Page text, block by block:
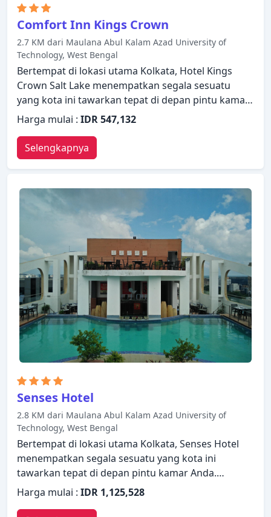
Comfort Inn Kings Crown
2.7 KM dari Maulana Abul Kalam Azad University of
Technology, West Bengal
Bertempat di lokasi utama Kolkata, Hotel Kings
Crown Salt Lake menempatkan segala sesuatu
yang kota ini tawarkan tepat di depan pintu kamar
Anda. Baik pebisnis maupun wisatawan, keduanya
dapat menikmati fasilitas dan layanan hotel. Wi-Fi
gratis di semua kamar, layanan kamar 24 jam, Wi-fi
di tempat umum, antar-jemput bandara, fasilitas
pertemuan ada untuk kenikmatan para tamu.
Semua kamar dirancang dan didekorasi untuk
membuat tamu merasa seperti di rumah dan
beberapa kamar dilengkapi dengan AC, meja tulis,
bar mini, telepon, kipas angin. Hotel ini
menawarkan berbagai pilihan rekreasi. Suasana
yang ramah dan pelayanan yang istimewa bisa
Anda harapkan selama menginap di Hotel Kings
Crown Salt Lake.
Harga mulai : IDR 547,132
Selengkapnya
Senses Hotel
2.8 KM dari Maulana Abul Kalam Azad University of
Technology, West Bengal
Bertempat di lokasi utama Kolkata, Senses Hotel
menempatkan segala sesuatu yang kota ini
tawarkan tepat di depan pintu kamar Anda.
Menampilkan daftar fasilitas yang lengkap, tamu
akan merasakan bahwa mereka menginap di
Harga mulai : IDR 1,125,528